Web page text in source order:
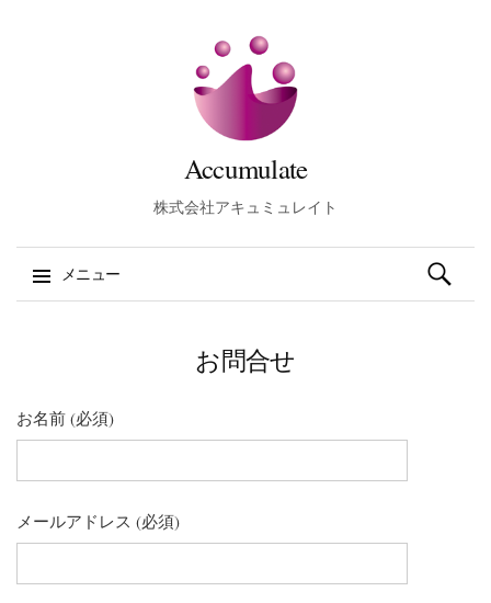
Accumulate
株式会社アキュミュレイト
メニュー
検索:
お問合せ
お名前 (必須)
メールアドレス (必須)